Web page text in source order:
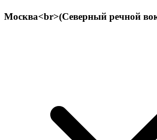
Москва<br>(Северный речной